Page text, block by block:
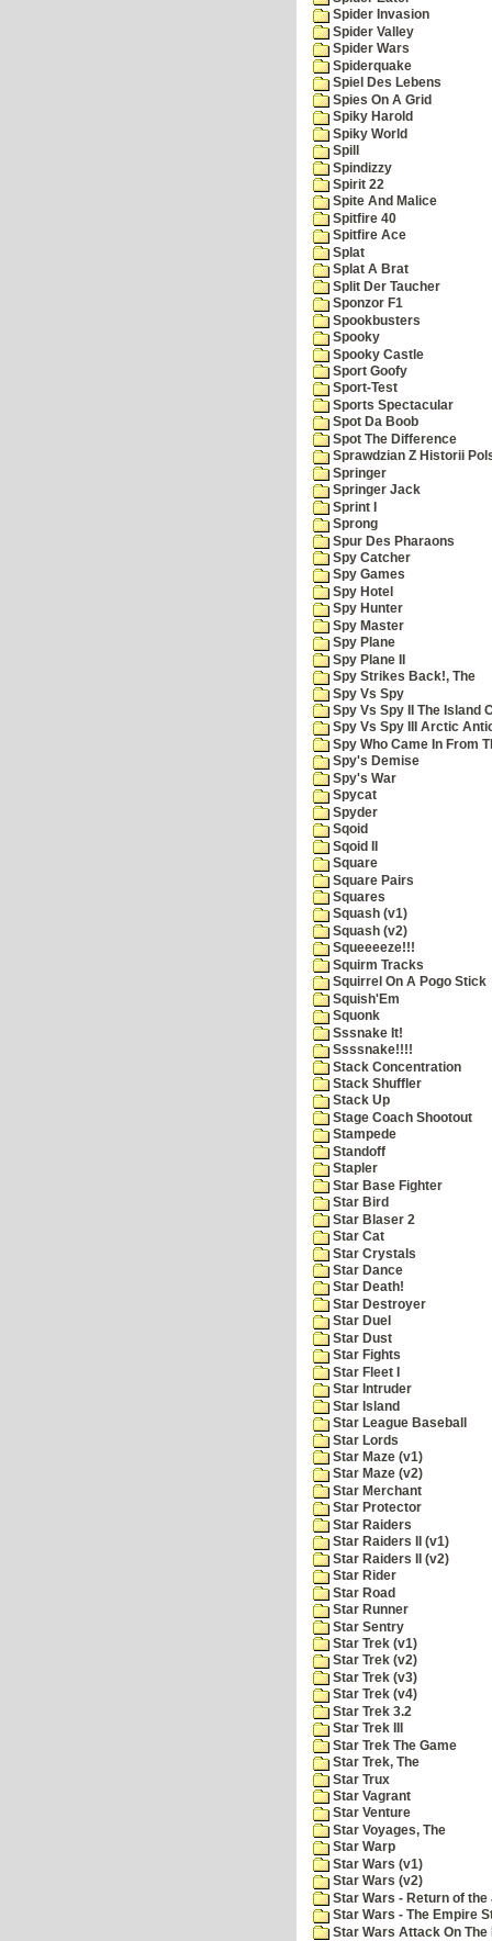
Spider Invasion
Spider Valley
Spider Wars
Spiderquake
Spiel Des Lebens
Spies On A Grid
Spiky Harold
Spiky World
Spill
Spindizzy
Spirit 22
Spite And Malice
Spitfire 40
Spitfire Ace
Splat
Splat A Brat
Split Der Taucher
Sponzor F1
Spookbusters
Spooky
Spooky Castle
Sport Goofy
Sport-Test
Sports Spectacular
Spot Da Boob
Spot The Difference
Sprawdzian Z Historii
Springer
Springer Jack
Sprint I
Sprong
Spur Des Pharaons
Spy Catcher
Spy Games
Spy Hotel
Spy Hunter
Spy Master
Spy Plane
Spy Plane II
Spy Strikes Back!, The
Spy Vs Spy
Spy Vs Spy II The Island
Spy Vs Spy III Arctic
Spy Who Came In From
Spy's Demise
Spy's War
Spycat
Spyder
Sqoid
Sqoid II
Square
Square Pairs
Squares
Squash (v1)
Squash (v2)
Squeeeeze!!!
Squirm Tracks
Squirrel On A Pogo Stick
Squish'Em
Squonk
Sssnake It!
Ssssnake!!!!
Stack Concentration
Stack Shuffler
Stack Up
Stage Coach Shootout
Stampede
Standoff
Stapler
Star Base Fighter
Star Bird
Star Blaser 2
Star Cat
Star Crystals
Star Dance
Star Death!
Star Destroyer
Star Duel
Star Dust
Star Fights
Star Fleet I
Star Intruder
Star Island
Star League Baseball
Star Lords
Star Maze (v1)
Star Maze (v2)
Star Merchant
Star Protector
Star Raiders
Star Raiders II (v1)
Star Raiders II (v2)
Star Rider
Star Road
Star Runner
Star Sentry
Star Trek (v1)
Star Trek (v2)
Star Trek (v3)
Star Trek (v4)
Star Trek 3.2
Star Trek III
Star Trek The Game
Star Trek, The
Star Trux
Star Vagrant
Star Venture
Star Voyages, The
Star Warp
Star Wars (v1)
Star Wars (v2)
Star Wars - Return of
Star Wars - The Empire
Star Wars Attack On The